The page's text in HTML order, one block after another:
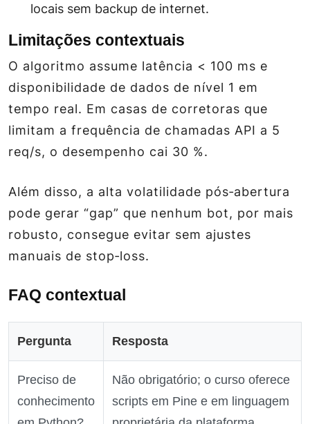
locais sem backup de internet.
Limitações contextuais
O algoritmo assume latência < 100 ms e
disponibilidade de dados de nível 1 em
tempo real. Em casas de corretoras que
limitam a frequência de chamadas API a 5
req/s, o desempenho cai 30 %.
Além disso, a alta volatilidade pós‑abertura
pode gerar “gap” que nenhum bot, por mais
robusto, consegue evitar sem ajustes
manuais de stop‑loss.
FAQ contextual
Pergunta Resposta
Preciso de
conhecimento
Não obrigatório; o curso oferece
scripts em Pine e em linguagem